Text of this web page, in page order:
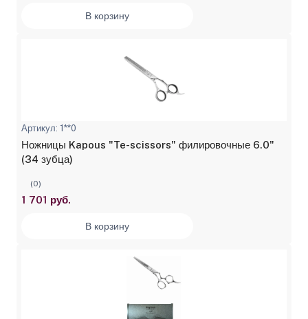
В корзину
Артикул: 1**0
Ножницы Kapous "Te-scissors" филировочные 6.0"
(34 зубца)
(0)
1 701 руб.
В корзину